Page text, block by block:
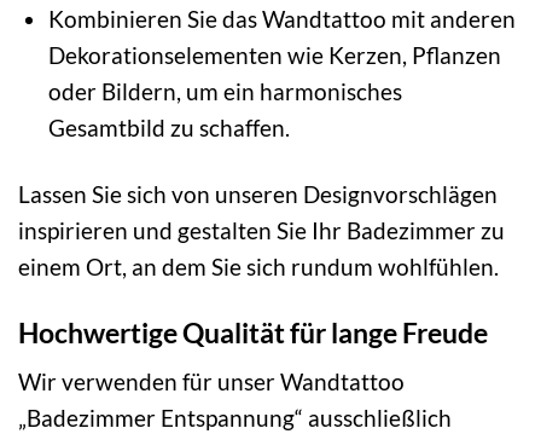
Kombinieren Sie das Wandtattoo mit anderen
Dekorationselementen wie Kerzen, Pflanzen
oder Bildern, um ein harmonisches
Gesamtbild zu schaffen.
Lassen Sie sich von unseren Designvorschlägen
inspirieren und gestalten Sie Ihr Badezimmer zu
einem Ort, an dem Sie sich rundum wohlfühlen.
Hochwertige Qualität für lange Freude
Wir verwenden für unser Wandtattoo
„Badezimmer Entspannung“ ausschließlich